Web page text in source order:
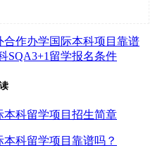
合作办学国际本科项目靠谱
SQA3+1留学报名条件
本科留学项目招生简章
科留学项目靠谱吗？